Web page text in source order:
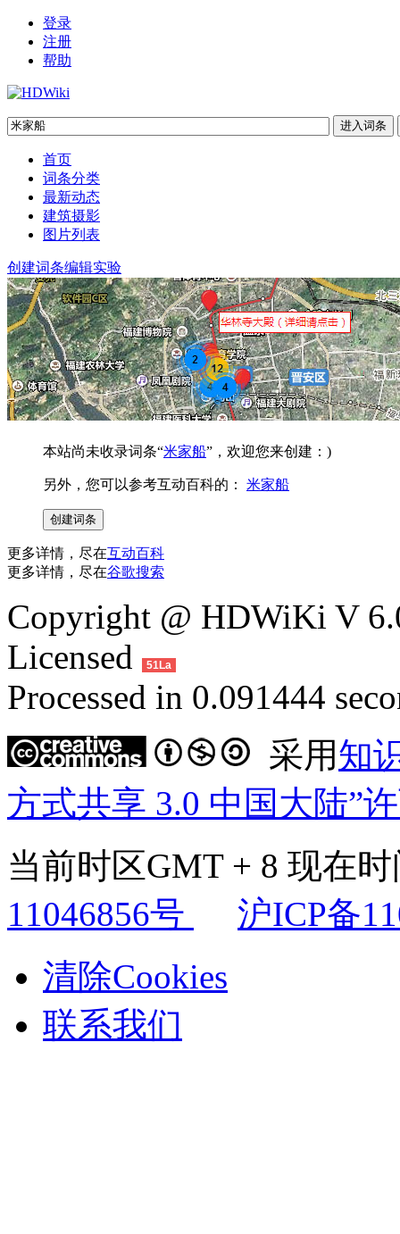
登录
注册
帮助
首页
词条分类
最新动态
建筑摄影
图片列表
创建词条编辑实验
本站尚未收录词条“米家船”，欢迎您来创建：)
另外，您可以参考互动百科的： 米家船
更多详情，尽在互动百科
更多详情，尽在谷歌搜索
Copyright @ HDWiKi V
Licensed
51La
Processed in 0.091444
采用知
方式共享 3.0 中国大陆”
当前时区GMT + 8 现在
11046856号
沪ICP备
清除Cookies
联系我们